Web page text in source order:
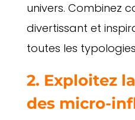
univers. Combinez
divertissant et
toutes les
2. Exploitez
des micro-